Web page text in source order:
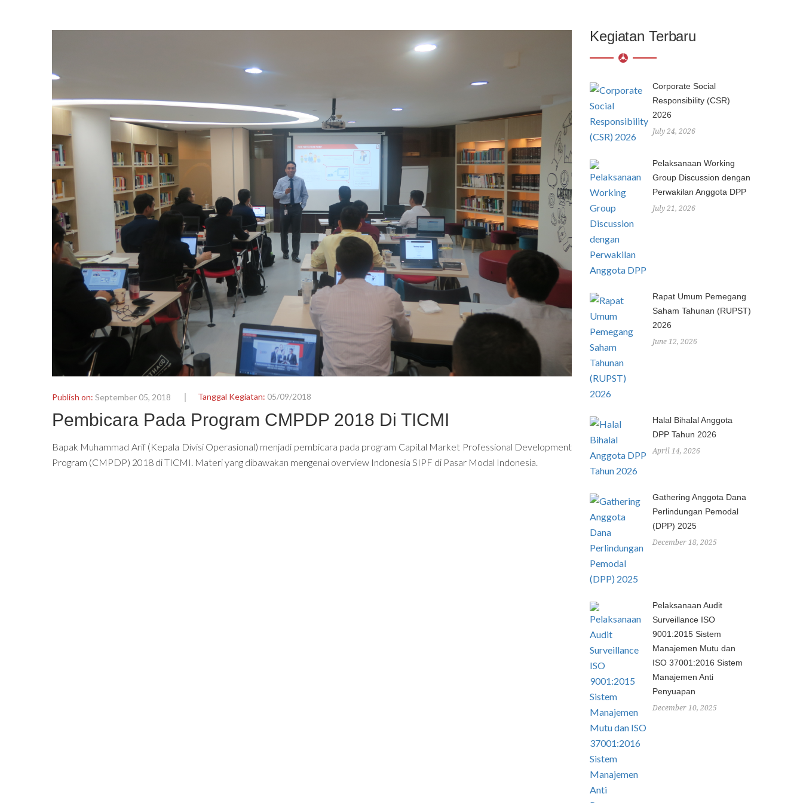
Publish on: September 05, 2018 Tanggal Kegiatan: 05/09/2018
Pembicara Pada Program CMPDP 2018 Di TICMI
Bapak Muhammad Arif (Kepala Divisi Operasional) menjadi pembicara pada program Capital Market Professional Development
Program (CMPDP) 2018 di TICMI. Materi yang dibawakan mengenai overview Indonesia SIPF di Pasar Modal Indonesia.
Kegiatan Terbaru
Corporate Social
Responsibility (CSR)
2026
July 24, 2026
Pelaksanaan Working
Group Discussion dengan
Perwakilan Anggota DPP
July 21, 2026
Rapat Umum Pemegang
Saham Tahunan (RUPST)
2026
June 12, 2026
Halal Bihalal Anggota
DPP Tahun 2026
April 14, 2026
Gathering Anggota Dana
Perlindungan Pemodal
(DPP) 2025
December 18, 2025
Pelaksanaan Audit
Surveillance ISO
9001:2015 Sistem
Manajemen Mutu dan
ISO 37001:2016 Sistem
Manajemen Anti
Penyuapan
December 10, 2025